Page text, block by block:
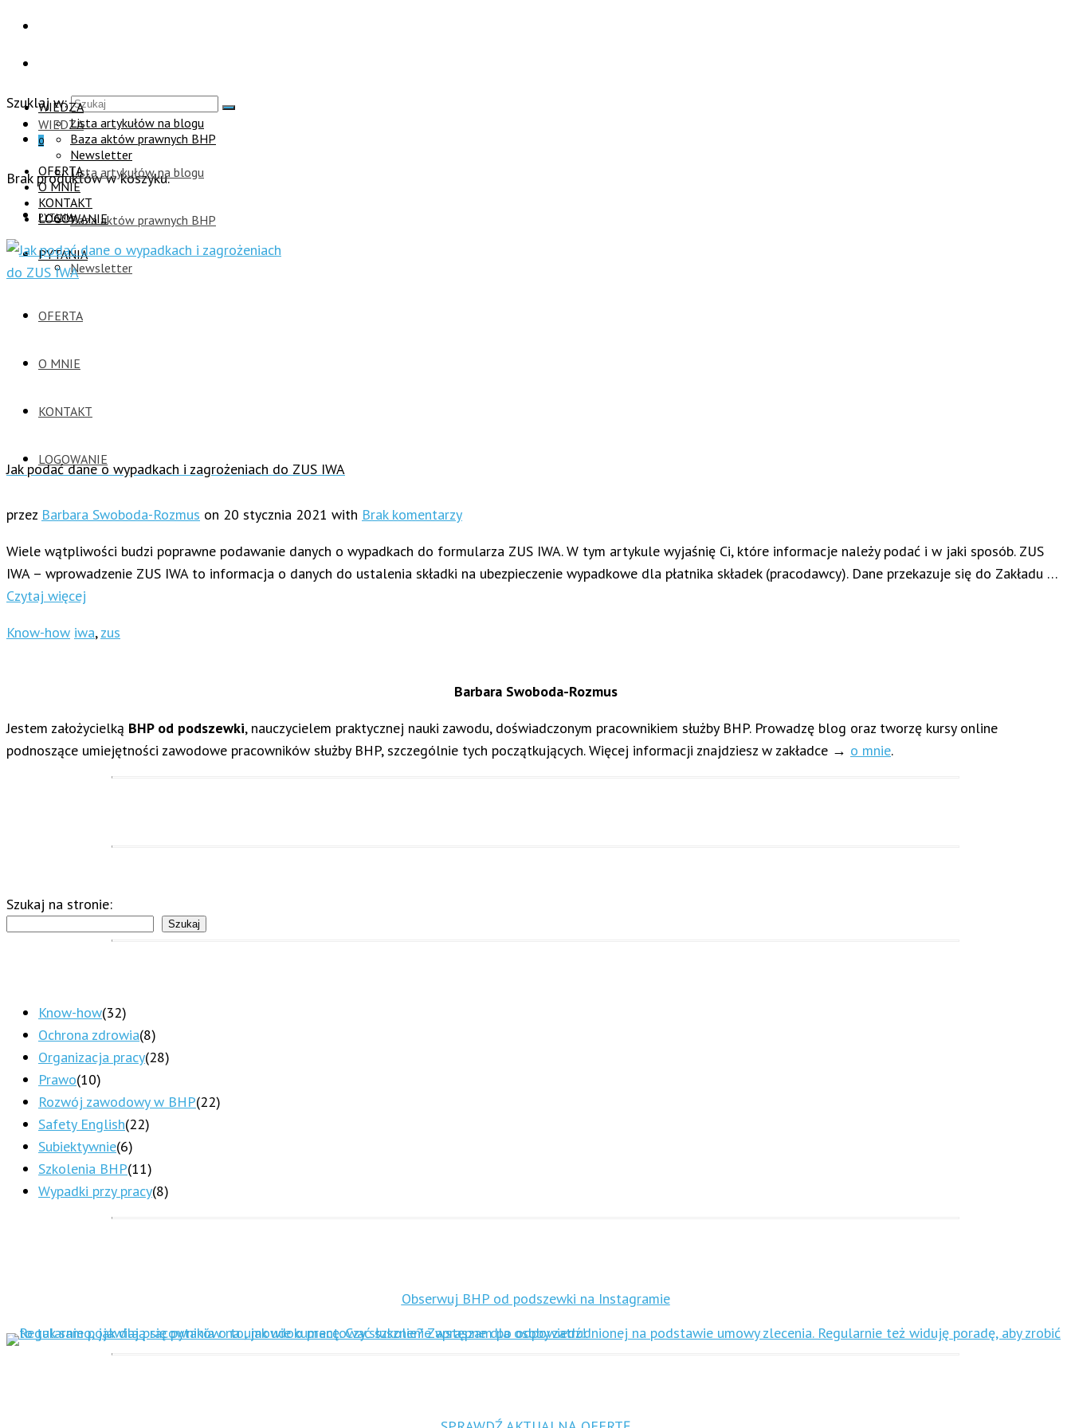
Szuklaj w:
0
Brak produktów w koszyku.
PYTANIA
PYTANIA
WIEDZA
Lista artykułów na blogu
Baza aktów prawnych BHP
Newsletter
OFERTA
O MNIE
KONTAKT
LOGOWANIE
WIEDZA
Lista artykułów na blogu
Baza aktów prawnych BHP
Newsletter
OFERTA
O MNIE
KONTAKT
LOGOWANIE
Jak podać dane o wypadkach i zagrożeniach do ZUS IWA
przez Barbara Swoboda-Rozmus on 20 stycznia 2021 with Brak komentarzy
Wiele wątpliwości budzi poprawne podawanie danych o wypadkach do formularza ZUS IWA. W tym artykule wyjaśnię Ci, które informacje należy podać i w jaki sposób. ZUS
IWA – wprowadzenie ZUS IWA to informacja o danych do ustalenia składki na ubezpieczenie wypadkowe dla płatnika składek (pracodawcy). Dane przekazuje się do Zakładu …
Czytaj więcej
Know-how iwa,zus
Barbara Swoboda-Rozmus
Jestem założycielką BHP od podszewki, nauczycielem praktycznej nauki zawodu, doświadczonym pracownikiem służby BHP. Prowadzę blog oraz tworzę kursy online
podnoszące umiejętności zawodowe pracowników służby BHP, szczególnie tych początkujących. Więcej informacji znajdziesz w zakładce → o mnie.
Szukaj na stronie:
Szukaj
Know-how(32)
Ochrona zdrowia(8)
Organizacja pracy(28)
Prawo(10)
Rozwój zawodowy w BHP(22)
Safety English(22)
Subiektywnie(6)
Szkolenia BHP(11)
Wypadki przy pracy(8)
Obserwuj BHP od podszewki na Instagramie